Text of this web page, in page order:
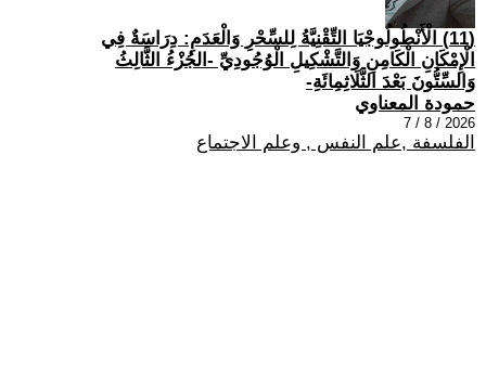
(11) الْأَنْطُولُوجْيَا التِّقْنِيَّةُ لِلسِّحْرِ وَالْعَدَمِ: دِرَاسَةٌ فِي
الْإِمْكَانِ الْكَامِنِ وَالتَّشْكِيلِ الْوُجُودِيِّ -الجُزْءُ الثَّالِثُ
وَالسِّتُّونَ بَعْدَ الثَّلَاثِمِائَةِ-
حمودة المعناوي
2026 / 8 / 7
الفلسفة ,علم النفس , وعلم الاجتماع